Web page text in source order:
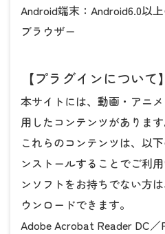
Android端末：Android6.0以
ブラウザー
【プラグインについて】
本サイトには、動画・アニ
用したコンテンツがあります
これらのコンテンツは、以
ンストールすることでご利
ンソフトをお持ちでない方
ウンロードできます。
Adobe Acrobat Reader DC